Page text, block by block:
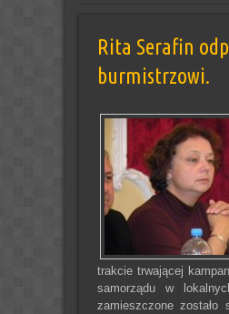
Rita Serafin
burmistrzowi.
trakcie trwającej
samorządu w
zamieszczone zostało